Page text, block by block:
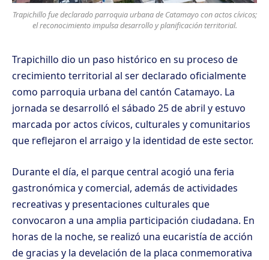
Trapichillo fue declarado parroquia urbana de Catamayo con actos cívicos;
el reconocimiento impulsa desarrollo y planificación territorial.
Trapichillo dio un paso histórico en su proceso de
crecimiento territorial al ser declarado oficialmente
como parroquia urbana del cantón Catamayo. La
jornada se desarrolló el sábado 25 de abril y estuvo
marcada por actos cívicos, culturales y comunitarios
que reflejaron el arraigo y la identidad de este sector.
Durante el día, el parque central acogió una feria
gastronómica y comercial, además de actividades
recreativas y presentaciones culturales que
convocaron a una amplia participación ciudadana. En
horas de la noche, se realizó una eucaristía de acción
de gracias y la develación de la placa conmemorativa